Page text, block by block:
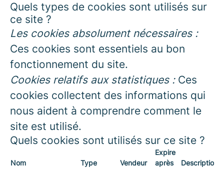
Quels types de cookies sont utilisés sur
ce site ?
Les cookies absolument nécessaires :
Ces cookies sont essentiels au bon
fonctionnement du site.
Cookies relatifs aux statistiques :Ces
cookies collectent des informations qui
nous aident à comprendre comment le
site est utilisé.
Quels cookies sont utilisés sur ce site ?
Nom Type Vendeur
Expire
après
Description